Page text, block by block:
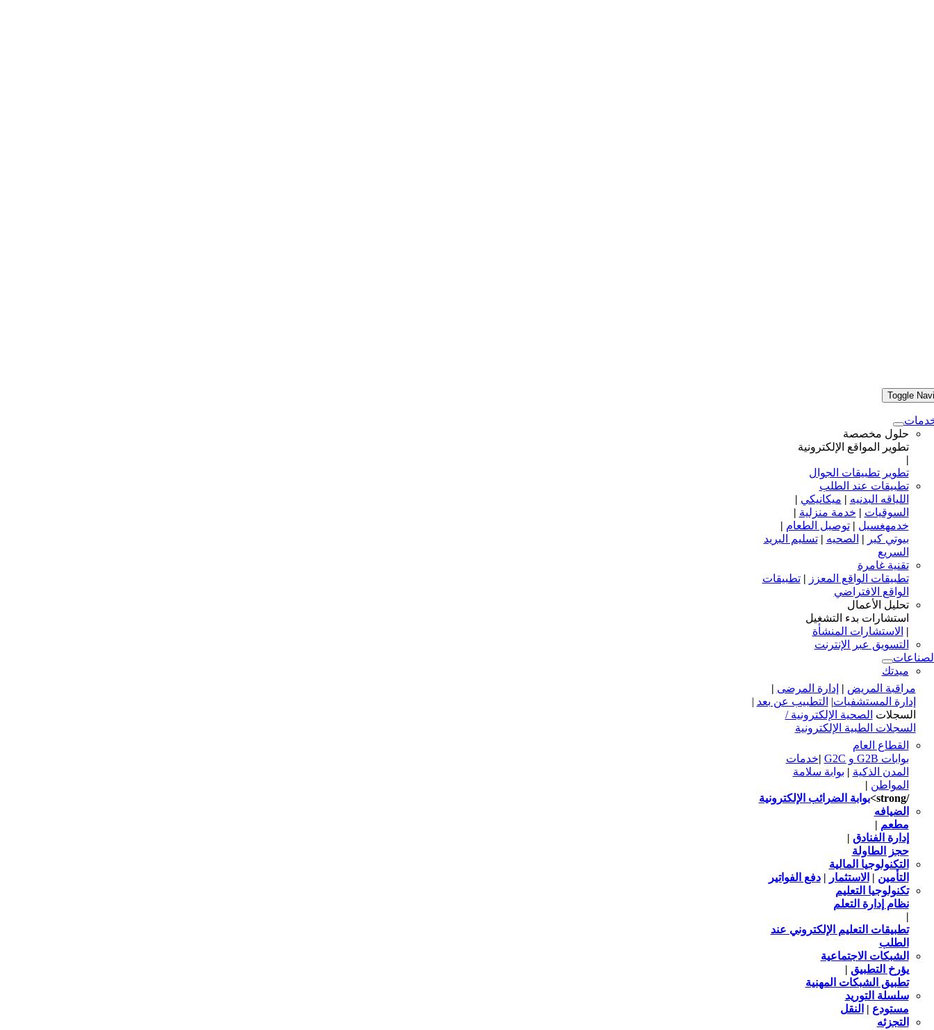
Toggle
حلول مخصصة
تطوير المواقع الإلكترونية
|
تطوير تطبيقات الجوال
تطبيقات عند الطلب
اللياقه البدنيه | ميكانيكي |
السوقيات | خدمة منزلية |
خدمهغسيل |توصيل الطعام |
بيوتي كير | الصحيه |تسليم البريد
السريع
تقنية غامرة
تطبيقات الواقع المعزز |تطبيقات
الواقع الافتراضي
تحليل الأعمال
استشارات بدء التشغيل
| الاستشارات المنشأة
التسويق عبر الإنترنت
ميدتك
مراقبة المريض | إدارة المرضى |
إدارة المستشفيات| التطبيب عن بعد |
السجلات الصحية الإلكترونية /
السجلات الطبية الإلكترونية
القطاع العام
بوابات G2B و G2C
|خدمات
المدن الذكية | بوابة سلامة
المواطن |
/strong>
بوابة الضرائب الإلكترونية
الضيافه
مطعم |
إدارة الفنادق |
حجز الطاولة
التكنولوجيا المالية
التأمين | الاستثمار |دفع الفواتير
تكنولوجيا التعليم
نظام إدارة التعلم
|
تطبيقات التعليم الإلكتروني عند
الطلب
الشبكات الاجتماعية
يؤرخ التطبيق |
تطبيق الشبكات المهنية
سلسلة التوريد
مستودع | النقل
التجزئه